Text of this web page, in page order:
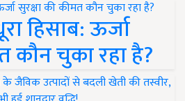
हिसाब: ऊर्जा
कौन चुका रहा है?